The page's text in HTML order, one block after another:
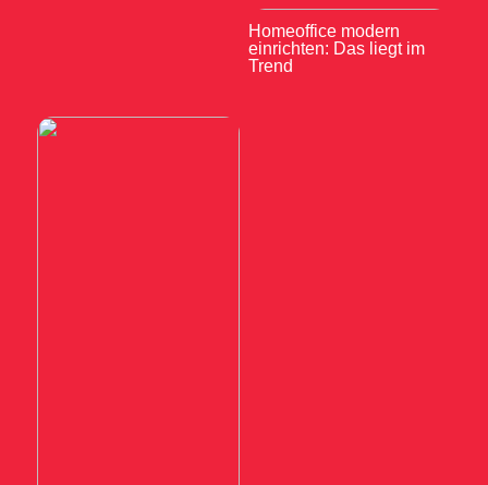
Homeoffice modern
einrichten: Das liegt im
Trend